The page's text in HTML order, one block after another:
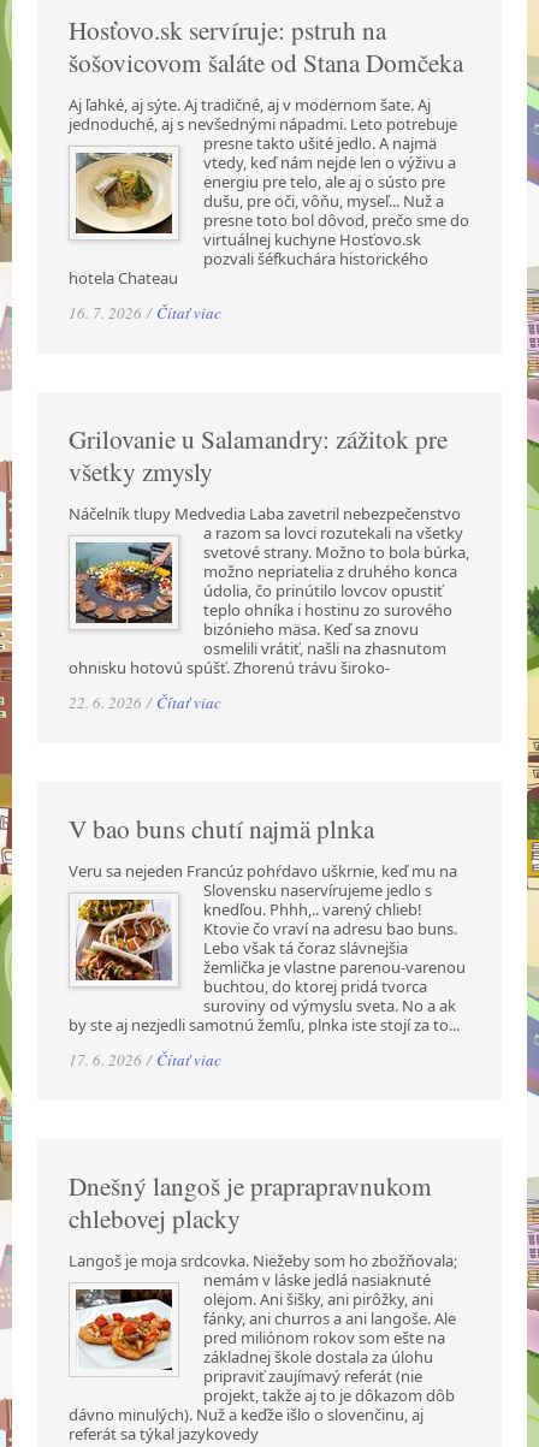
Hosťovo.sk servíruje: pstruh na
šošovicovom šaláte od Stana Domčeka
Aj ľahké, aj sýte. Aj tradičné, aj v modernom šate. Aj
jednoduché, aj s nevšednými nápadmi. Leto potrebuje
presne takto ušité jedlo. A najmä
vtedy, keď nám nejde len o výživu a
energiu pre telo, ale aj o sústo pre
dušu, pre oči, vôňu, myseľ... Nuž a
presne toto bol dôvod, prečo sme do
virtuálnej kuchyne Hosťovo.sk
pozvali šéfkuchára historického
hotela Chateau
16. 7. 2026 / Čítať viac
Grilovanie u Salamandry: zážitok pre
všetky zmysly
Náčelník tlupy Medvedia Laba zavetril nebezpečenstvo
a razom sa lovci rozutekali na všetky
svetové strany. Možno to bola búrka,
možno nepriatelia z druhého konca
údolia, čo prinútilo lovcov opustiť
teplo ohníka i hostinu zo surového
bizónieho mäsa. Keď sa znovu
osmelili vrátiť, našli na zhasnutom
ohnisku hotovú spúšť. Zhorenú trávu široko-
22. 6. 2026 / Čítať viac
V bao buns chutí najmä plnka
Veru sa nejeden Francúz pohŕdavo uškrnie, keď mu na
Slovensku naservírujeme jedlo s
knedľou. Phhh,.. varený chlieb!
Ktovie čo vraví na adresu bao buns.
Lebo však tá čoraz slávnejšia
žemlička je vlastne parenou-varenou
buchtou, do ktorej pridá tvorca
suroviny od výmyslu sveta. No a ak
by ste aj nezjedli samotnú žemľu, plnka iste stojí za to...
17. 6. 2026 / Čítať viac
Dnešný langoš je praprapravnukom
chlebovej placky
Langoš je moja srdcovka. Niežeby som ho zbožňovala;
nemám v láske jedlá nasiaknuté
olejom. Ani šišky, ani pirôžky, ani
fánky, ani churros a ani langoše. Ale
pred miliónom rokov som ešte na
základnej škole dostala za úlohu
pripraviť zaujímavý referát (nie
projekt, takže aj to je dôkazom dôb
dávno minulých). Nuž a keďže išlo o slovenčinu, aj
referát sa týkal jazykovedy